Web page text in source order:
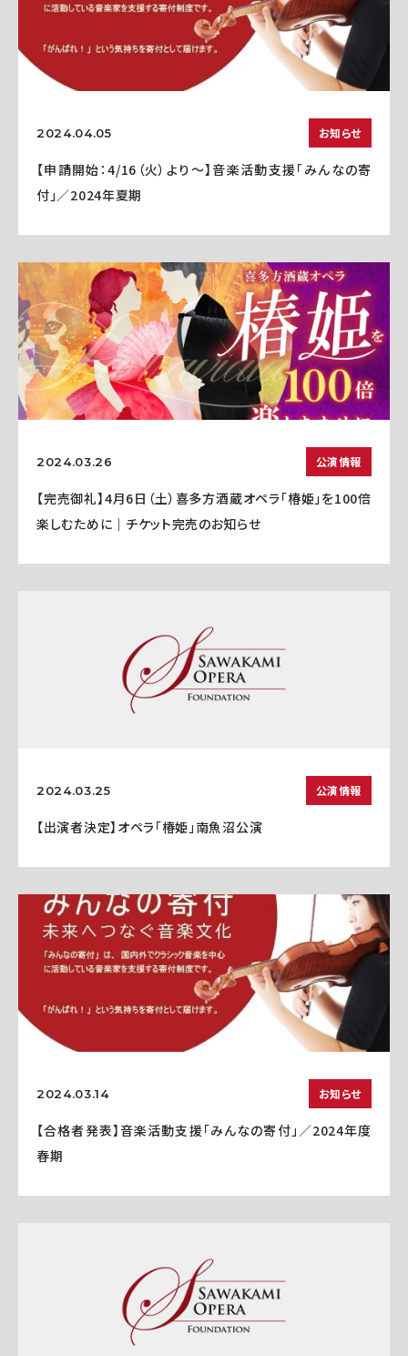
2024.04.05 お知らせ
【申請開始：4/16（火）より～】音楽活動支援「みんなの寄
付」／2024年夏期
2024.03.26 公演情報
【完売御礼】4月6日（土）喜多方酒蔵オペラ「椿姫」を100倍
楽しむために｜チケット完売のお知らせ
2024.03.25 公演情報
【出演者決定】オペラ「椿姫」南魚沼公演
2024.03.14 お知らせ
【合格者発表】音楽活動支援「みんなの寄付」／2024年度
春期